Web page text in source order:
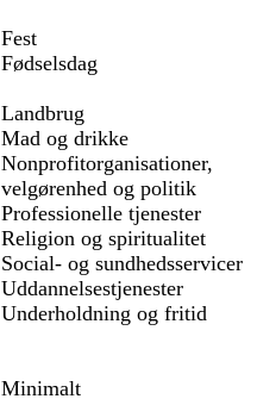
Fest
Fødselsdag
Landbrug
Mad og drikke
Nonprofitorganisationer,
velgørenhed og politik
Professionelle tjenester
Religion og spiritualitet
Social- og sundhedsservicer
Uddannelsestjenester
Underholdning og fritid
Minimalt